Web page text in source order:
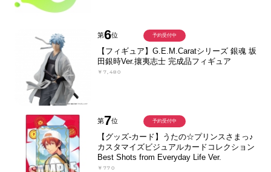
第6位
【フィギュア】G.E.M.Caratシリーズ 銀魂 坂
田銀時Ver.攘夷志士 完成品フィギュア
￥7,480
予約受付中
第7位
【グッズ-カード】うたの☆プリンスさまっ♪
カスタマイズビジュアルカードコレクション
Best Shots from Everyday Life Ver.
￥770
予約受付中